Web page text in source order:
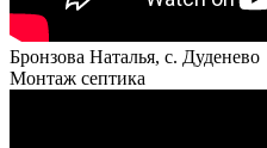
Бронзова Наталья, с. Дуденево
Монтаж септика